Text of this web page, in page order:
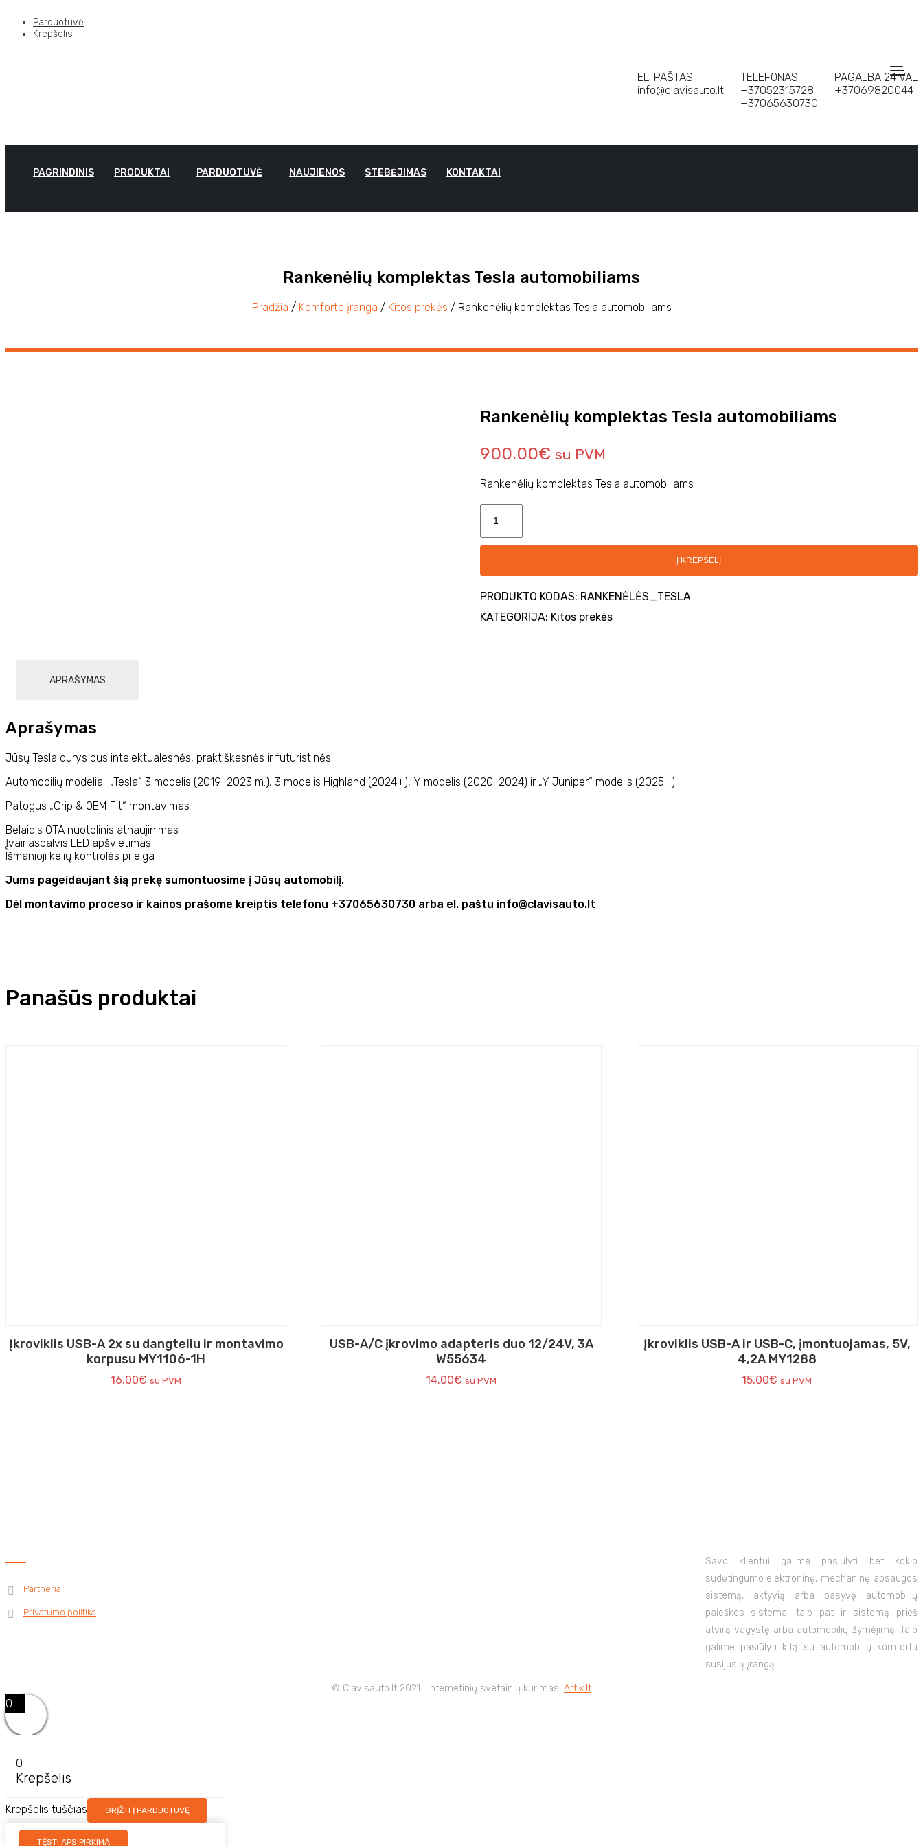
Parduotuvė
Krepšelis
EL. PAŠTAS
info@clavisauto.lt
TELEFONAS
+37052315728
+37065630730
PAGALBA 24 VAL
+37069820044
PAGRINDINIS PRODUKTAI PARDUOTUVĖ NAUJIENOS STEBĖJIMAS KONTAKTAI
Rankenėlių komplektas Tesla automobiliams
Pradžia / Komforto įranga / Kitos prekės / Rankenėlių komplektas Tesla automobiliams
Rankenėlių komplektas Tesla automobiliams
900.00€ su PVM
Rankenėlių komplektas Tesla automobiliams
Į KREPŠELĮ
PRODUKTO KODAS: RANKENĖLĖS_TESLA
KATEGORIJA: Kitos prekės
APRAŠYMAS
Aprašymas
Jūsų Tesla durys bus intelektualesnės, praktiškesnės ir futuristinės.
Automobilių modeliai: „Tesla“ 3 modelis (2019–2023 m.), 3 modelis Highland (2024+), Y modelis (2020–2024) ir „Y Juniper“ modelis (2025+)
Patogus „Grip & OEM Fit“ montavimas
Belaidis OTA nuotolinis atnaujinimas
Įvairiaspalvis LED apšvietimas
Išmanioji kelių kontrolės prieiga
Jums pageidaujant šią prekę sumontuosime į Jūsų automobilį.
Dėl montavimo proceso ir kainos prašome kreiptis telefonu +37065630730 arba el. paštu info@clavisauto.lt
Panašūs produktai
Įkroviklis USB-A 2x su dangteliu ir montavimo
korpusu MY1106-1H
16.00€ su PVM
USB-A/C įkrovimo adapteris duo 12/24V, 3A
W55634
14.00€ su PVM
Įkroviklis USB-A ir USB-C, įmontuojamas, 5V,
4,2A MY1288
15.00€ su PVM
Partneriai
Privatumo politika
Savo klientui galime pasiūlyti bet kokio
sudėtingumo elektroninę, mechaninę apsaugos
sistemą, aktyvią arba pasyvę automobilių
paieškos sistema, taip pat ir sistemą prieš
atvirą vagystę arba automobilių žymėjimą. Taip
galime pasiūlyti kitą su automobilių komfortu
susijusią įrangą.
© Clavisauto.lt 2021 | Internetinių svetainių kūrimas: Artix.lt
0
0
Krepšelis
Krepšelis tuščias GRĮŽTI Į PARDUOTUVĘ
TĘSTI APSIPIRKIMĄ